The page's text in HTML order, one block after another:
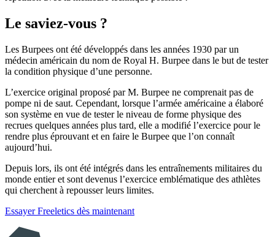
Le saviez-vous ?
Les Burpees ont été développés dans les années 1930 par un
médecin américain du nom de Royal H. Burpee dans le but de tester
la condition physique d’une personne.
L’exercice original proposé par M. Burpee ne comprenait pas de
pompe ni de saut. Cependant, lorsque l’armée américaine a élaboré
son système en vue de tester le niveau de forme physique des
recrues quelques années plus tard, elle a modifié l’exercice pour le
rendre plus éprouvant et en faire le Burpee que l’on connaît
aujourd’hui.
Depuis lors, ils ont été intégrés dans les entraînements militaires du
monde entier et sont devenus l’exercice emblématique des athlètes
qui cherchent à repousser leurs limites.
Essayer Freeletics dès maintenant